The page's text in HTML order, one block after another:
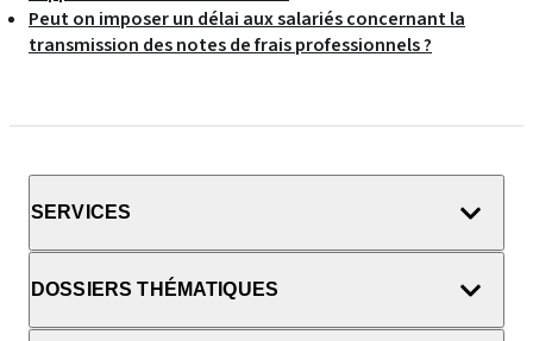
Peut on imposer un délai aux salariés concernant la
transmission des notes de frais professionnels ?
SERVICES
DOSSIERS THÉMATIQUES